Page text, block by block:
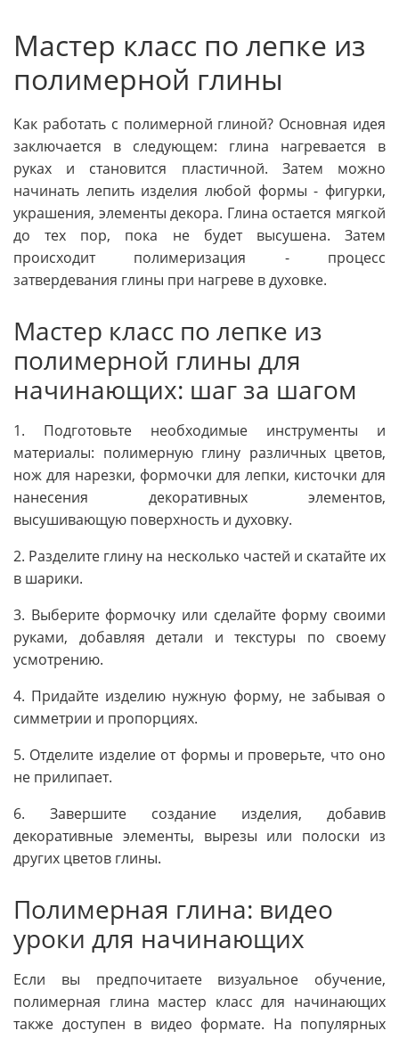
Мастер класс по лепке из
полимерной глины
Как работать с полимерной глиной? Основная идея
заключается в следующем: глина нагревается в
руках и становится пластичной. Затем можно
начинать лепить изделия любой формы - фигурки,
украшения, элементы декора. Глина остается мягкой
до тех пор, пока не будет высушена. Затем
происходит полимеризация - процесс
затвердевания глины при нагреве в духовке.
Мастер класс по лепке из
полимерной глины для
начинающих: шаг за шагом
1. Подготовьте необходимые инструменты и
материалы: полимерную глину различных цветов,
нож для нарезки, формочки для лепки, кисточки для
нанесения декоративных элементов,
высушивающую поверхность и духовку.
2. Разделите глину на несколько частей и скатайте их
в шарики.
3. Выберите формочку или сделайте форму своими
руками, добавляя детали и текстуры по своему
усмотрению.
4. Придайте изделию нужную форму, не забывая о
симметрии и пропорциях.
5. Отделите изделие от формы и проверьте, что оно
не прилипает.
6. Завершите создание изделия, добавив
декоративные элементы, вырезы или полоски из
других цветов глины.
Полимерная глина: видео
уроки для начинающих
Если вы предпочитаете визуальное обучение,
полимерная глина мастер класс для начинающих
также доступен в видео формате. На популярных